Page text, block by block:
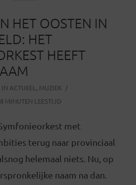
HET OOSTEN IN
HET
HEEFT
IN ACTUEEL , MUZIEK
8 MINUTEN LEESTIJD
met
terug naar provinciaal
helemaal niets. Nu, op
naam na dan.